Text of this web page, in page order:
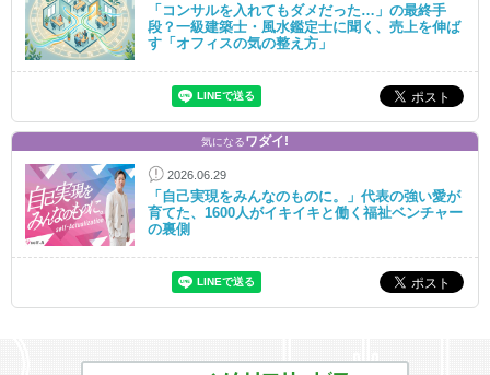
「コンサルを入れてもダメだった…」の最終手
段？一級建築士・風水鑑定士に聞く、売上を伸ば
す「オフィスの気の整え方」
気になるワダイ!
2026.06.29
「自己実現をみんなのものに。」代表の強い愛が
育てた、1600人がイキイキと働く福祉ベンチャー
の裏側